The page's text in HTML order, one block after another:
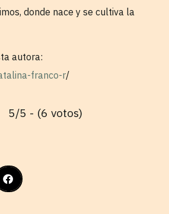
donde nace y se cultiva la
autora:
franco-r/
5/5 - (6 votos)